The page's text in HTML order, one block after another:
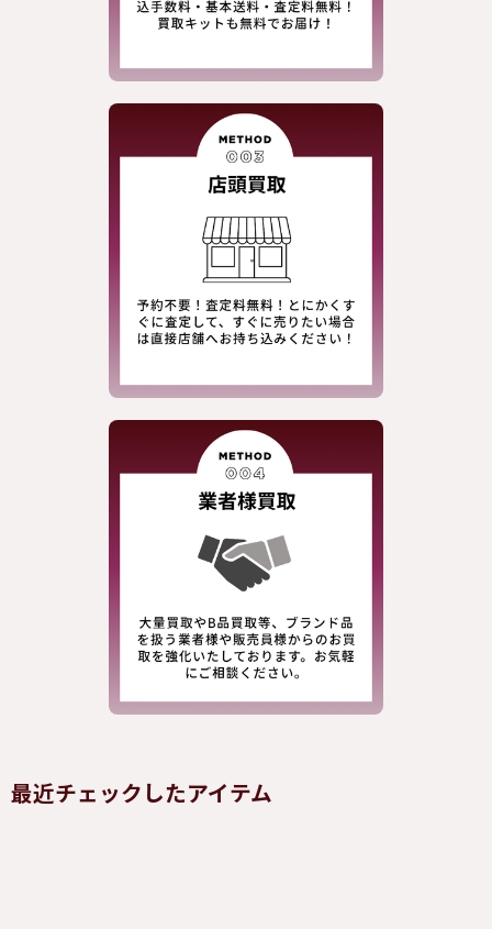
最近チェックしたアイテム